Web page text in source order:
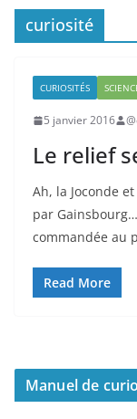
curiosité
CURIOSITÉS
5 janvier 2016
Le relief
Ah, la Joconde
par
commandée au
Read More
Manuel de